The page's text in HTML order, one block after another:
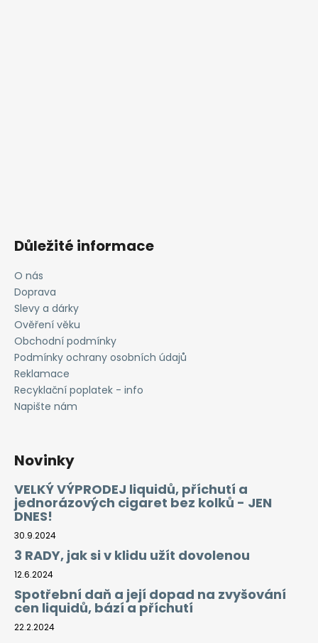
Důležité informace
O nás
Doprava
Slevy a dárky
Ověření věku
Obchodní podmínky
Podmínky ochrany osobních údajů
Reklamace
Recyklační poplatek - info
Napište nám
Novinky
VELKÝ VÝPRODEJ liquidů, příchutí a
jednorázových cigaret bez kolků - JEN
DNES!
30.9.2024
3 RADY, jak si v klidu užít dovolenou
12.6.2024
Spotřební daň a její dopad na zvyšování
cen liquidů, bází a příchutí
22.2.2024